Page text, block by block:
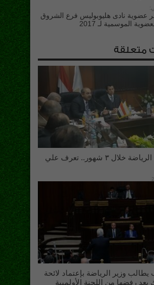
عضوية نادى هليوبوليس فرع الشروق
الموسمية لـ 2017
متعلقة
تعديل قانون الرياضة خلال ٣ شهور.. تعرف علي
يطالب وزير الرياضة بإعتماد لائحة
بعد رفضها من اللجنة الأولمبية